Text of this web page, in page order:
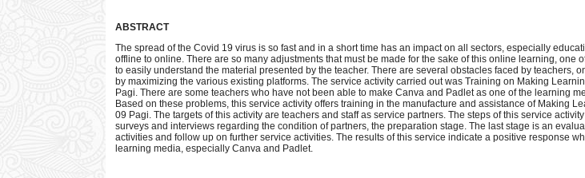
ABSTRACT
The spread of the Covid 19 virus is so fast and in a short time has an impact on all sectors, especially
offline to online. There are so many adjustments that must be made for the sake of this online learning, one
to easily understand the material presented by the teacher. There are several obstacles faced by teachers,
by maximizing the various existing platforms. The service activity carried out was Training on Making
Pagi. There are some teachers who have not been able to make Canva and Padlet as one of the learning
Based on these problems, this service activity offers training in the manufacture and assistance of Making
09 Pagi. The targets of this activity are teachers and staff as service partners. The steps of this service
surveys and interviews regarding the condition of partners, the preparation stage. The last stage is an
activities and follow up on further service activities. The results of this service indicate a positive response
learning media, especially Canva and Padlet.